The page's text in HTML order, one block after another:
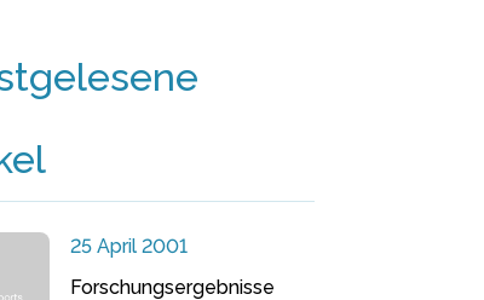
25 April 2001
Forschungsergebnisse